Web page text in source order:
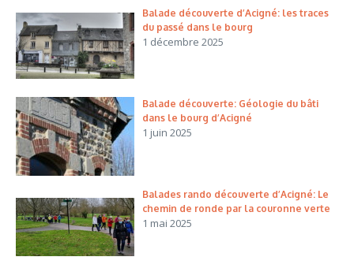
Balade découverte d’Acigné: les traces
du passé dans le bourg
1 décembre 2025
Balade découverte: Géologie du bâti
dans le bourg d’Acigné
1 juin 2025
Balades rando découverte d’Acigné: Le
chemin de ronde par la couronne verte
1 mai 2025